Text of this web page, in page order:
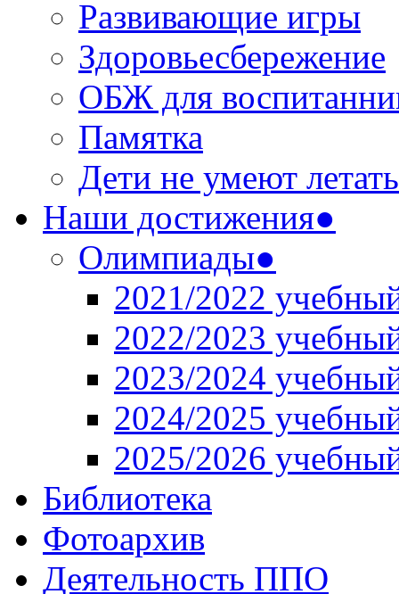
Развивающие игры
Здоровьесбережение
ОБЖ для
Памятка
Дети не умеют летать
Наши достижения●
Олимпиады●
2021/2022
2022/2023
2023/2024
2024/2025
2025/2026
Библиотека
Фотоархив
Деятельность ППО